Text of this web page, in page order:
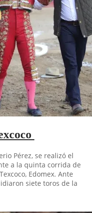
Pérez, se realizó el
a la quinta corrida de
Edomex. Ante
siete toros de la